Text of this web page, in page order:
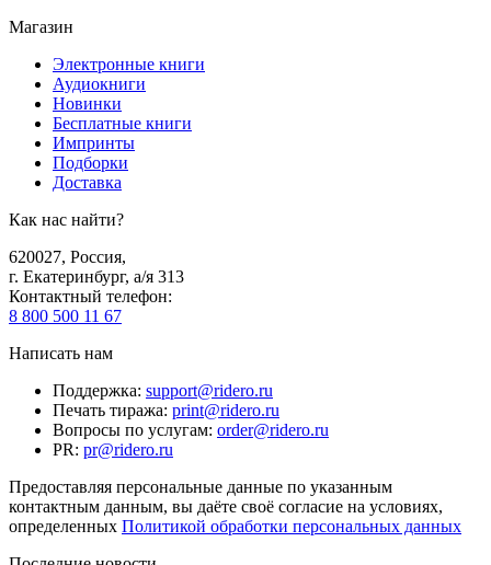
Магазин
Электронные книги
Аудиокниги
Новинки
Бесплатные книги
Импринты
Подборки
Доставка
Как нас найти?
620027, Россия,
г. Екатеринбург, а/я 313
Контактный телефон:
8 800 500 11 67
Написать нам
Поддержка: support@ridero.ru
Печать тиража: print@ridero.ru
Вопросы по услугам: order@ridero.ru
PR: pr@ridero.ru
Предоставляя персональные данные по указанным
контактным данным, вы даёте своё согласие на условиях,
определенных Политикой обработки персональных данных